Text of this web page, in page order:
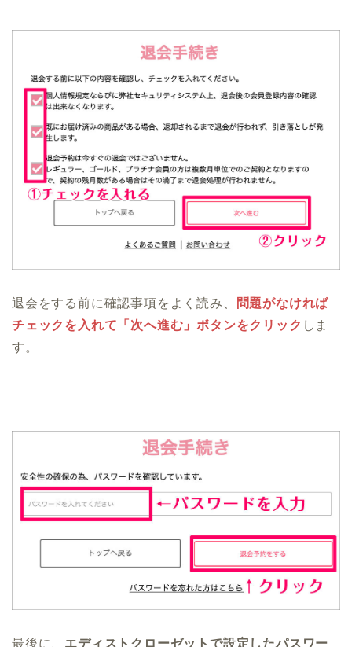
退会をする前に確認事項をよく読み、
問題がなければ
チェックを入れて「次へ進む」ボタンをクリック しま
す。
最後に、 エディストクローゼットで設定したパスワー